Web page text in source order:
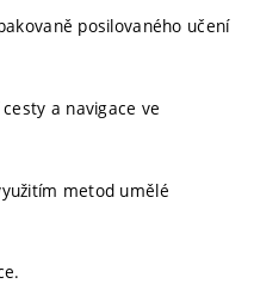
posilovaného učení
a navigace ve
metod umělé